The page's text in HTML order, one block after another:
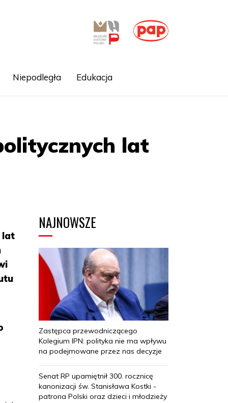
Niepodległa Edukacja
lat
lat
NAJNOWSZE
Zastępca przewodniczącego
Kolegium IPN: polityka nie ma wpływu
na podejmowane przez nas decyzje
Senat RP upamiętnił 300. rocznicę
kanonizacji św. Stanisława Kostki -
patrona Polski oraz dzieci i młodzieży